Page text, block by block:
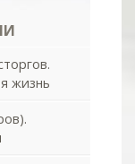
жизнь